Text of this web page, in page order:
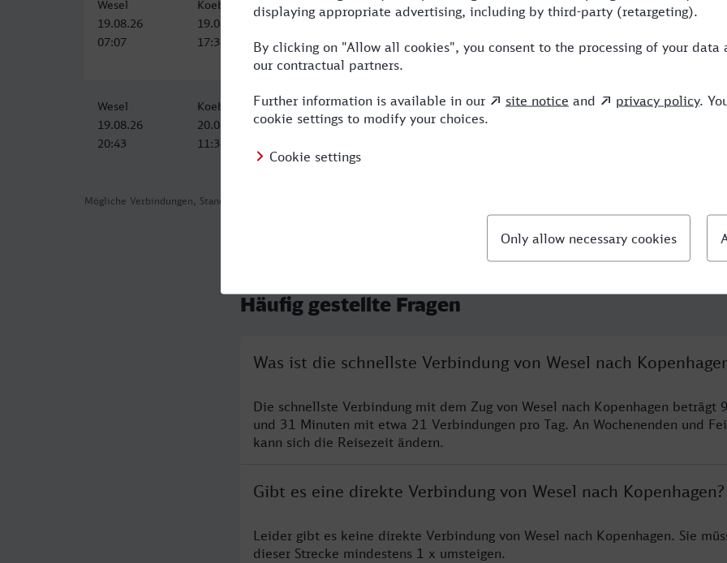
Mögliche Verbindungen, Stand: 2026-08-05 05:49
Wesel
19.08.26
07:07
Koebenhavn H
19.08.26
17:38
10:31 NBE,RE,RJ,NX,ICE
Wesel
19.08.26
20:43
Koebenhavn H
20.08.26
11:38
14:55 5 BUS,RE,ERB,ECE,ICE,VIA
Häufig gestellte Fragen
Was ist die schnellste Verbindung von Wesel nach
Die schnellste Verbindung mit dem Zug von Wesel nach Kopenhagen beträgt
und 31 Minuten mit etwa 21 Verbindungen pro Tag. An Wochenenden und
kann sich die Reisezeit ändern.
Gibt es eine direkte Verbindung von Wesel nach Kopenhagen?
Leider gibt es keine direkte Verbindung von Wesel nach Kopenhagen. Sie
dieser Strecke mindestens 1 x umsteigen.